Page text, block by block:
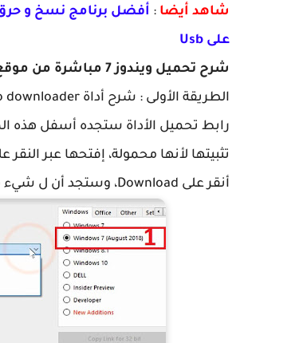
شاهد أيضا :
على Usb
شرح تحميل ويندوز 7 مباشرة من موقع مايكروسوفت
الطريقة الأولى : شرح أداة windows iso downloader
رابط تحميل الأداة ستجده أسفل هذه
أنقر على Download، وستجد أن ل شيء مشروح في الصورة.